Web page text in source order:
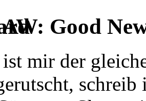
Good
ist mir der